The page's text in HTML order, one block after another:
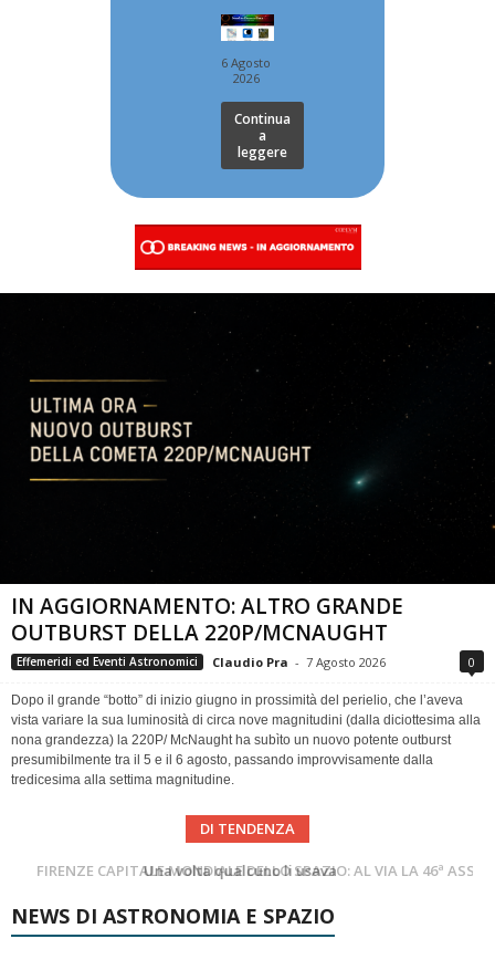
6 Agosto
2026
Continua
a
leggere
IN AGGIORNAMENTO: ALTRO GRANDE
OUTBURST DELLA 220P/MCNAUGHT
Effemeridi ed Eventi Astronomici Claudio Pra - 7 Agosto 2026 0
Dopo il grande “botto” di inizio giugno in prossimità del perielio, che l’aveva
vista variare la sua luminosità di circa nove magnitudini (dalla diciottesima alla
nona grandezza) la 220P/ McNaught ha subìto un nuovo potente outburst
presumibilmente tra il 5 e il 6 agosto, passando improvvisamente dalla
tredicesima alla settima magnitudine.
DI TENDENZA
FIRENZE CAPITALE MONDIALE DELLO SPAZIO: AL VIA LA 46ª ASSEMBLEA SCIENTIFICA DEL COSPAR
Cielo del Mese di Agosto 2026
NEWS DI ASTRONOMIA E SPAZIO